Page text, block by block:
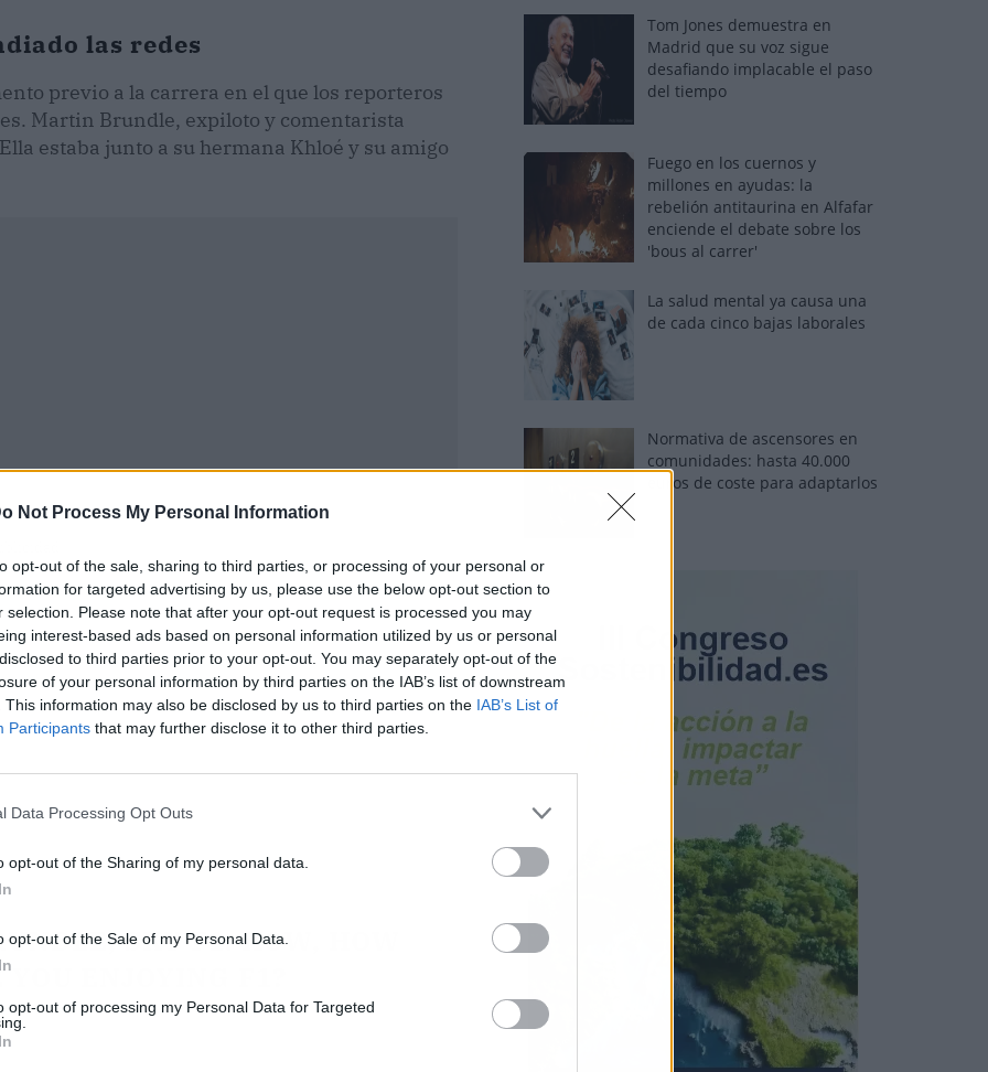
Not Process My Personal Information
opt-out of the sale, sharing to third parties, or processing of your personal or
for targeted advertising by us, please use the below opt-out section to
selection. Please note that after your opt-out request is processed you may
interest-based ads based on personal information utilized by us or personal
to third parties prior to your opt-out. You may separately opt-out of the
of your personal information by third parties on the IAB’s list of downstream
This information may also be disclosed by us to third parties on the IAB’s List of
Participants that may further disclose it to other third parties.
Data Processing Opt Outs
opt-out of the Sharing of my personal data.
opt-out of the Sale of my Personal Data.
opt-out of processing my Personal Data for Targeted
las redes
previo a la carrera en el que los reporteros
Martin Brundle, expiloto y comentarista
estaba junto a su hermana Khloé y su amigo
SKY F1. HOW, HOW
ENJOYING F1?
Tom Jones demuestra en
Madrid que su voz sigue
desafiando implacable el paso
del tiempo
Fuego en los cuernos y
millones en ayudas: la
rebelión antitaurina en Alfafar
enciende el debate sobre los
'bous al carrer'
La salud mental ya causa una
de cada cinco bajas laborales
Normativa de ascensores en
comunidades: hasta 40.000
euros de coste para adaptarlos